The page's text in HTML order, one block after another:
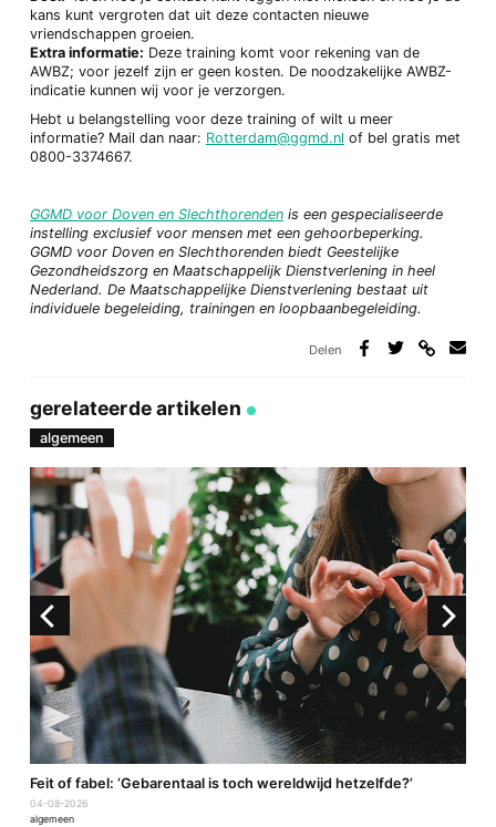
kans kunt vergroten dat uit deze contacten nieuwe
vriendschappen groeien.
Extra informatie: Deze training komt voor rekening van de
AWBZ; voor jezelf zijn er geen kosten. De noodzakelijke AWBZ-
indicatie kunnen wij voor je verzorgen.
Hebt u belangstelling voor deze training of wilt u meer
informatie? Mail dan naar: Rotterdam@ggmd.nl of bel gratis met
0800-3374667.
GGMD voor Doven en Slechthorendenis een gespecialiseerde
instelling exclusief voor mensen met een gehoorbeperking.
GGMD voor Doven en Slechthorenden biedt Geestelijke
Gezondheidszorg en Maatschappelijk Dienstverlening in heel
Nederland. De Maatschappelijke Dienstverlening bestaat uit
individuele begeleiding, trainingen en loopbaanbegeleiding.
Delen
gerelateerde artikelen
algemeen
Feit of fabel: ‘Gebarentaal is toch wereldwijd hetzelfde?’
04-08-2026
algemeen